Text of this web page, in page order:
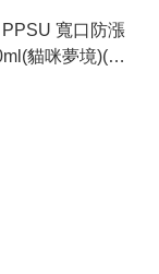
PPSU 寬口防漲
貓咪夢境)(不